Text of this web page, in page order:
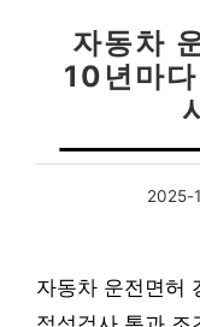
자동차
10년마
2025-
자동차 운전면허